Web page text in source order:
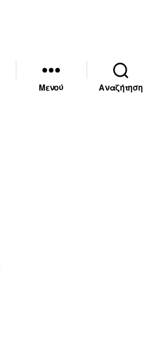
Μενού Αναζήτηση